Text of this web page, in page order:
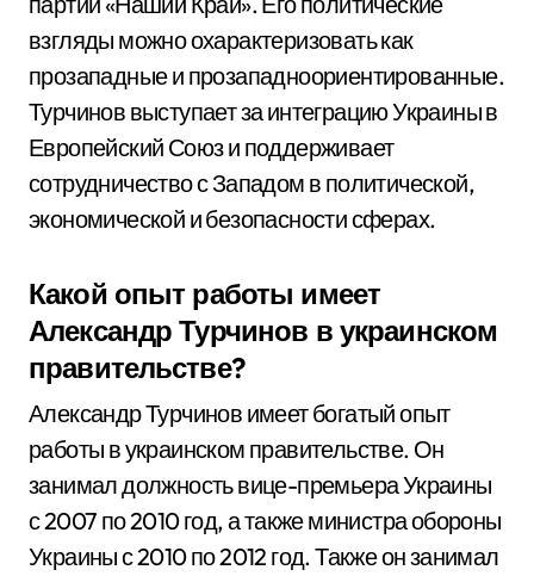
взгляды можно охарактеризовать как
прозападные и прозападноориентированные.
Турчинов выступает за интеграцию Украины в
Европейский Союз и поддерживает
сотрудничество с Западом в политической,
экономической и безопасности сферах.
Какой опыт работы имеет
Александр Турчинов в украинском
правительстве?
Александр Турчинов имеет богатый опыт
работы в украинском правительстве. Он
занимал должность вице-премьера Украины
с 2007 по 2010 год, а также министра обороны
Украины с 2010 по 2012 год. Также он занимал